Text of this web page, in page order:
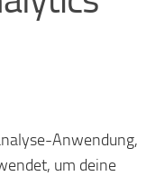
Anwendung,
um deine